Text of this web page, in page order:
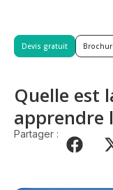
Devis gratuit
Quelle est
apprendre
Partager :